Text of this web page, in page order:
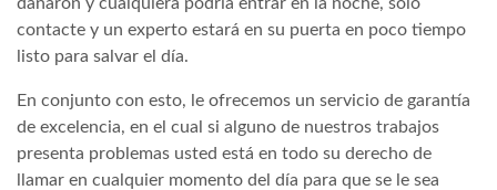
contacte y un experto estará en su puerta en poco tiempo
listo para salvar el día.
En conjunto con esto, le ofrecemos un servicio de garantía
de excelencia, en el cual si alguno de nuestros trabajos
presenta problemas usted está en todo su derecho de
llamar en cualquier momento del día para que se le sea